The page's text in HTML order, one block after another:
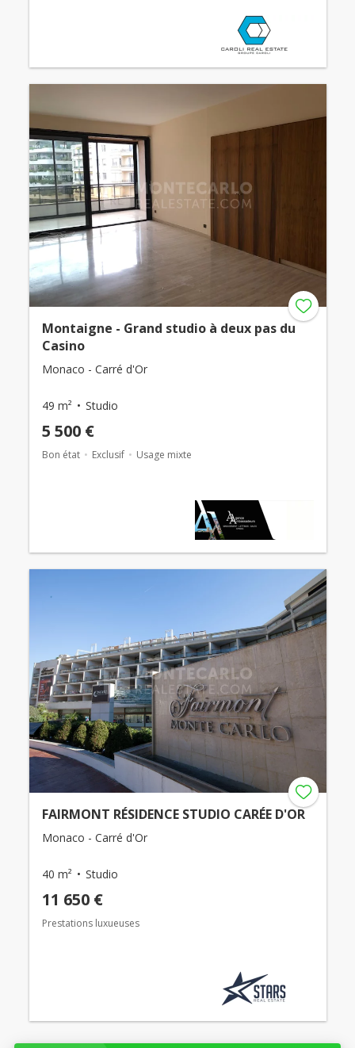
Montaigne - Grand studio à deux pas du
Casino
Monaco - Carré d'Or
49 m² Studio
5 500 €
Bon état Exclusif Usage mixte
FAIRMONT RÉSIDENCE STUDIO CARÉE D'OR
Monaco - Carré d'Or
40 m² Studio
11 650 €
Prestations luxueuses